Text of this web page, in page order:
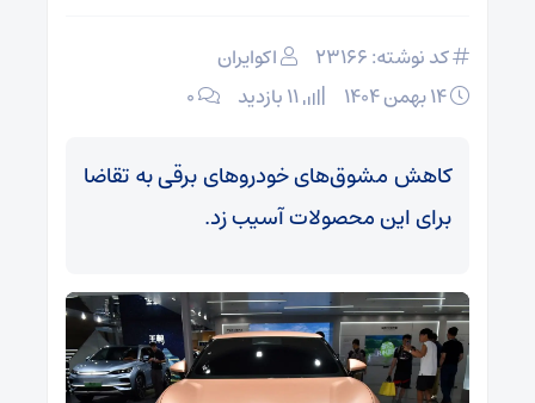
کد نوشته: 23166
اکوایران
۰
کاهش مشوق‌های خودروهای برقی به تقاضا
برای این محصولات آسیب ‌زد.